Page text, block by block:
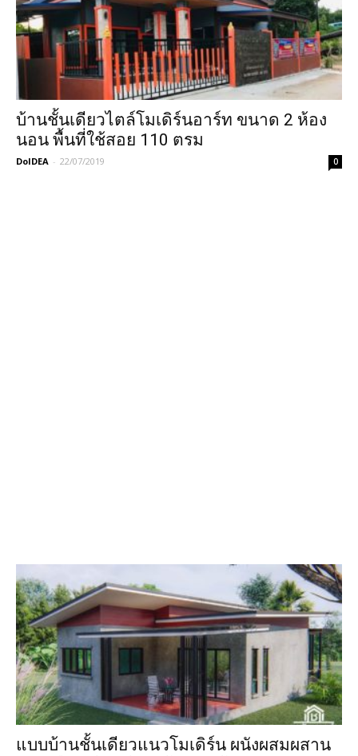
บ้านชั้นเดียวไตล์โมเดิร์นอาร์ท ขนาด 2 ห้อง
นอน พื้นที่ใช้สอย 110 ตรม
DoIDEA - 22/07/2019 0
แบบบ้านชั้นเดียวแนวโมเดิร์น ผนังผสมผสาน